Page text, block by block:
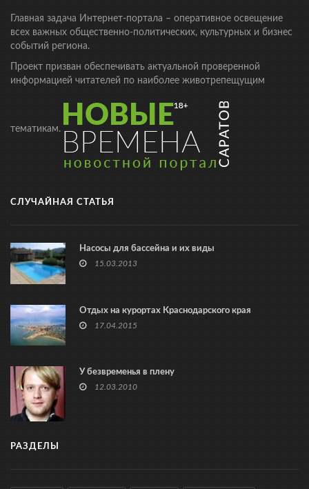
Главная задача Интернет-портала – оперативное освещение
всех важных общественно-политических, культурных и бизнес
событий региона.
Проект призван обеспечивать актуальной проверенной
информацией читателей по наиболее животрепещущим
тематикам.
СЛУЧАЙНАЯ СТАТЬЯ
Насосы для бассейна и их виды
15.03.2013
Отдых на курортах Краснодарского края
17.04.2015
У безвременья в плену
12.03.2010
РАЗДЕЛЫ